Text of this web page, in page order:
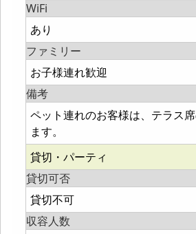
WiFi
あり
ファミリー
お子様連れ歓迎
備考
ペット連れのお客様は、テラス
ます。
貸切・パーティ
貸切可否
貸切不可
収容人数